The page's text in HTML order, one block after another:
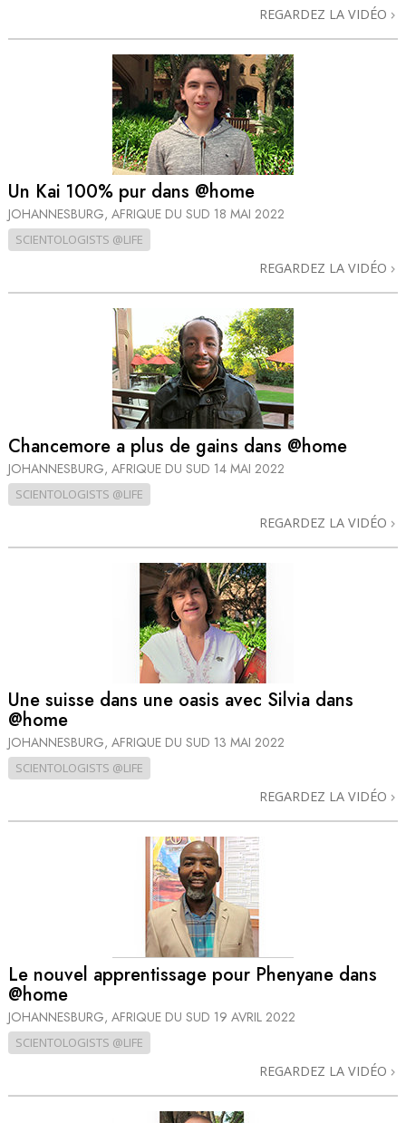
REGARDEZ LA VIDÉO
Un Kai 100% pur dans @home
JOHANNESBURG, AFRIQUE DU SUD 18 MAI 2022
SCIENTOLOGISTS @LIFE
REGARDEZ LA VIDÉO
Chancemore a plus de gains dans @home
JOHANNESBURG, AFRIQUE DU SUD 14 MAI 2022
SCIENTOLOGISTS @LIFE
REGARDEZ LA VIDÉO
Une suisse dans une oasis avec Silvia dans
@home
JOHANNESBURG, AFRIQUE DU SUD 13 MAI 2022
SCIENTOLOGISTS @LIFE
REGARDEZ LA VIDÉO
Le nouvel apprentissage pour Phenyane dans
@home
JOHANNESBURG, AFRIQUE DU SUD 19 AVRIL 2022
SCIENTOLOGISTS @LIFE
REGARDEZ LA VIDÉO